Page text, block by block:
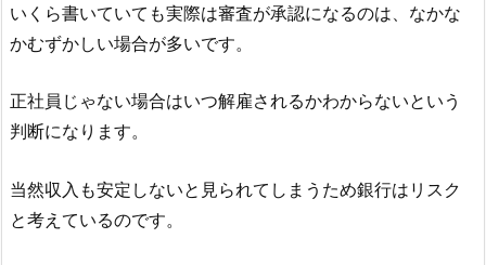
いくら書いていても実際は審査が承認になるのは、なかな
かむずかしい場合が多いです。
正社員じゃない場合はいつ解雇されるかわからないという
判断になります。
当然収入も安定しないと見られてしまうため銀行はリスク
と考えているのです。